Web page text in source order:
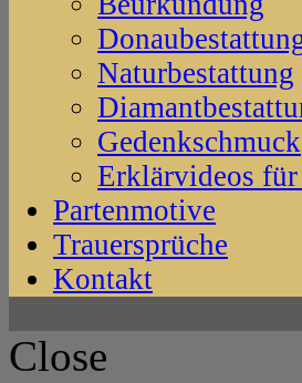
Naturbestattung
Gedenkschmuck
Erklärvideos
Partenmotive
Trauersprüche
Kontakt
Close